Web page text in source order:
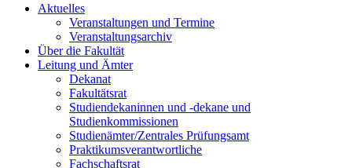
Aktuelles
Veranstaltungen und Termine
Veranstaltungsarchiv
Über die Fakultät
Leitung und Ämter
Dekanat
Fakultätsrat
Studiendekaninnen und -dekane und
Studienkommissionen
Studienämter/Zentrales Prüfungsamt
Praktikumsverantwortliche
Fachschaftsrat